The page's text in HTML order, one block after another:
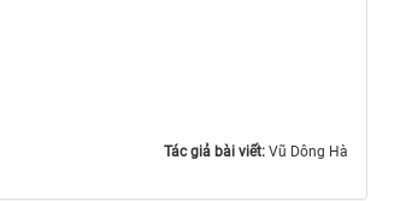
Tác giả bài viết: Vũ Dông Hà